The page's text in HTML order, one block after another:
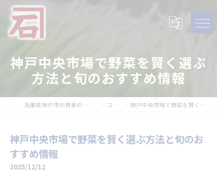
神戸中央市場で野菜を賢く選ぶ
方法と旬のおすすめ情報
兵庫県神戸市の青果の求人なら石田青果株式会社 コラム 神戸中央市場で野菜を賢く選ぶ方法と旬のおすすめ情報
神戸中央市場で野菜を賢く選ぶ方法と旬のお
すすめ情報
2025/12/12